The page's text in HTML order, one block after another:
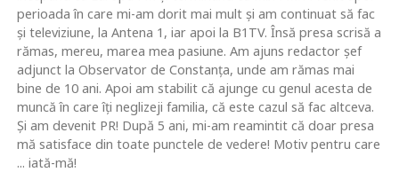
perioada în care mi-am dorit mai mult şi am continuat să fac
şi televiziune, la Antena 1, iar apoi la B1TV. Însă presa scrisă a
rămas, mereu, marea mea pasiune. Am ajuns redactor şef
adjunct la Observator de Constanţa, unde am rămas mai
bine de 10 ani. Apoi am stabilit că ajunge cu genul acesta de
muncă în care îţi neglizeji familia, că este cazul să fac altceva.
Şi am devenit PR! După 5 ani, mi-am reamintit că doar presa
mă satisface din toate punctele de vedere! Motiv pentru care
... iată-mă!